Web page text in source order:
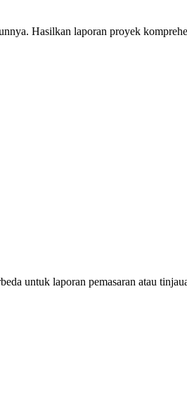
Hasilkan laporan proyek
untuk laporan pemasaran atau